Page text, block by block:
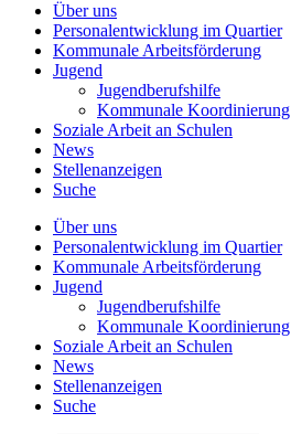
Über uns
Personalentwicklung im Quartier
Kommunale Arbeitsförderung
Jugend
Jugendberufshilfe
Kommunale Koordinierung
Soziale Arbeit an Schulen
News
Stellenanzeigen
Suche
Über uns
Personalentwicklung im Quartier
Kommunale Arbeitsförderung
Jugend
Jugendberufshilfe
Kommunale Koordinierung
Soziale Arbeit an Schulen
News
Stellenanzeigen
Suche